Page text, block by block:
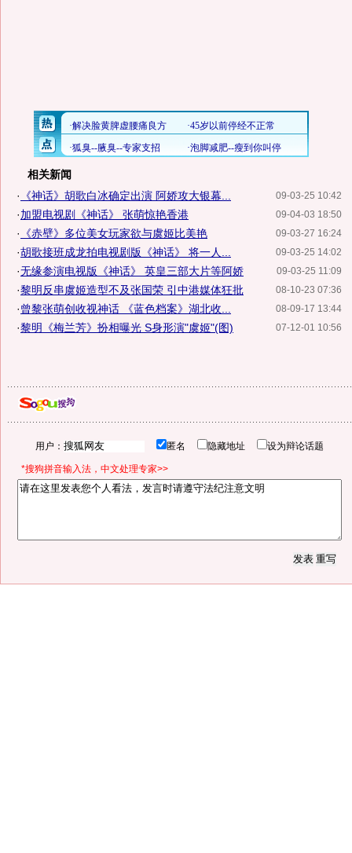
相关新闻
09-03-25 10:42
· 《神话》胡歌白冰确定出演 阿娇攻大银幕...
09-04-03 18:50
·加盟电视剧《神话》 张萌惊艳香港
09-03-27 16:24
· 《赤壁》多位美女玩家欲与虞姬比美艳
09-03-25 14:02
·胡歌接班成龙拍电视剧版《神话》 将一人...
09-03-25 11:09
·无缘参演电视版《神话》 英皇三部大片等阿娇
08-10-23 07:36
·黎明反串虞姬造型不及张国荣 引中港媒体狂批
08-09-17 13:44
·曾黎张萌创收视神话 《蓝色档案》湖北收...
07-12-01 10:56
·黎明《梅兰芳》扮相曝光 S身形演"虞姬"(图)
用户： 匿名 隐藏地址 设为辩论话题
*搜狗拼音输入法，中文处理专家>>